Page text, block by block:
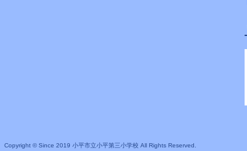
Copyright © Since 2019 小平市立小平第三小学校 All Rights Reserved.